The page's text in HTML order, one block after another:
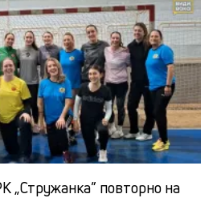
„Стружанка” повторно на